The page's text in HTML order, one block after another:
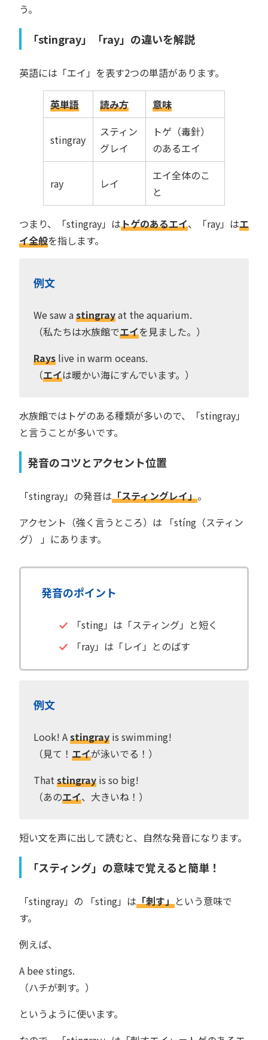
う。
「stingray」「ray」の違いを解説
英語には「エイ」を表す2つの単語があります。
英単語 読み方 意味
stingray
スティン
グレイ
トゲ（毒針）
のあるエイ
ray レイ
エイ全体のこ
と
つまり、「stingray」はトゲのあるエイ、「ray」はエ
イ全般を指します。
例文
We saw astingrayat the aquarium.
（私たちは水族館でエイを見ました。）
Rays live in warm oceans.
（エイは暖かい海にすんでいます。）
水族館ではトゲのある種類が多いので、「stingray」
と言うことが多いです。
発音のコツとアクセント位置
「stingray」の発音は「スティングレイ」。
アクセント（強く言うところ）は 「stíng（スティン
グ） 」にあります。
発音のポイント
「sting」は「スティング」と短く
「ray」は「レイ」とのばす
例文
Look! Astingray is swimming!
（見て！ エイが泳いでる！）
Thatstingray is so big!
（あのエイ、大きいね！）
短い文を声に出して読むと、自然な発音になります。
「スティング」の意味で覚えると簡単！
「stingray」の 「sting」は「刺す」という意味で
す。
例えば、
A bee stings.
（ハチが刺す。）
というように使います。